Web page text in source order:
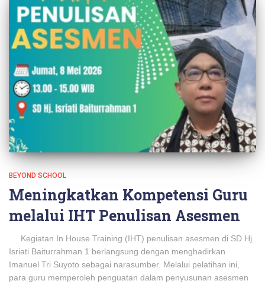
BEYOND SCHOOL
Meningkatkan Kompetensi Guru
melalui IHT Penulisan Asesmen
Kegiatan In House Training (IHT) penulisan asesmen di SD Hj.
Isriati Baiturrahman 1 berlangsung dengan menghadirkan
Imanuel Tri Suyoto sebagai narasumber. Melalui pelatihan ini,
para guru memperoleh penguatan dalam penyusunan asesmen